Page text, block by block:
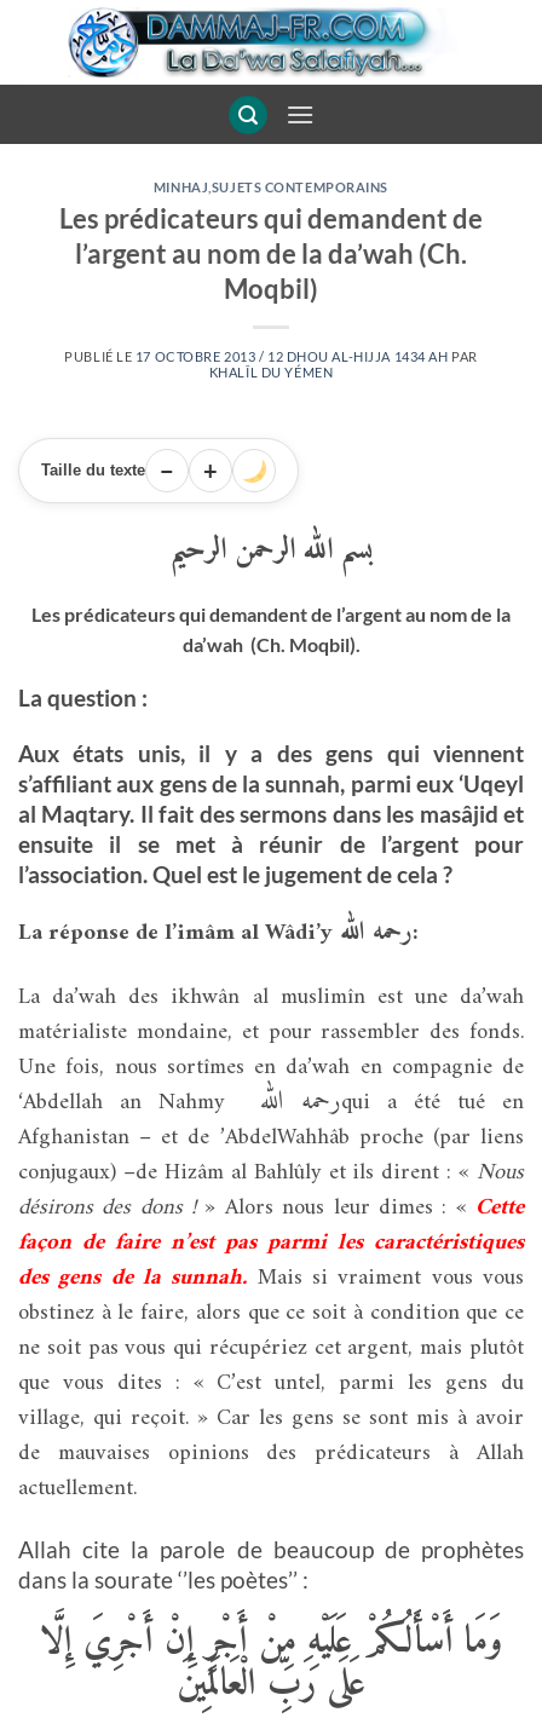
MINHAJ SUJETS CONTEMPORAINS
Les prédicateurs qui demandent de
l’argent au nom de la da’wah (Ch.
Moqbil)
PUBLIÉ LE 17 OCTOBRE 2013 / 12 DHOU AL-HIJJA 1434 AH PAR
KHALÎL DU YÉMEN
Taille du texte − +
بسم الله الرحمن الرحيم
Les prédicateurs qui demandent de l’argent au nom de la
da’wah (Ch. Moqbil).
La question :
Aux états unis, il y a des gens qui viennent
s’affiliant aux gens de la sunnah, parmi eux ‘Uqeyl
al Maqtary. Il fait des sermons dans les masâjid et
ensuite il se met à réunir de l’argent pour
l’association. Quel est le jugement de cela ?
La réponse de l’imâm al Wâdi’y رحمه الله:
La da’wah des ikhwân al muslimîn est une da’wah
matérialiste mondaine, et pour rassembler des fonds.
Une fois, nous sortîmes en da’wah en compagnie de
‘Abdellah an Nahmy
رحمه اللهqui a été tué en
Afghanistan – et de ’AbdelWahhâb proche (par liens
conjugaux) –de Hizâm al Bahlûly et ils dirent : « Nous
désirons des dons !» Alors nous leur dimes : « Cette
façon de faire n’est pas parmi les caractéristiques
des gens de la sunnah. Mais si vraiment vous vous
obstinez à le faire, alors que ce soit à condition que ce
ne soit pas vous qui récupériez cet argent, mais plutôt
que vous dites : « C’est untel, parmi les gens du
village, qui reçoit. » Car les gens se sont mis à avoir
de mauvaises opinions des prédicateurs à Allah
actuellement.
Allah cite la parole de beaucoup de prophètes
dans la sourate ‘’les poètes’’ :
وَمَا أَسْأَلُكُمْ عَلَيْهِ مِنْ أَجْرٍ إِنْ أَجْرِيَ إِلَّا
عَلَى رَبِّ الْعَالَمِينَ